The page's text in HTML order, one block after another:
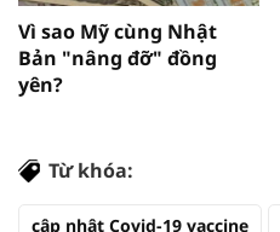
Vì sao Mỹ cùng Nhật
Bản "nâng đỡ" đồng
yên?
Từ khóa:
cập nhật Covid-19 vaccine